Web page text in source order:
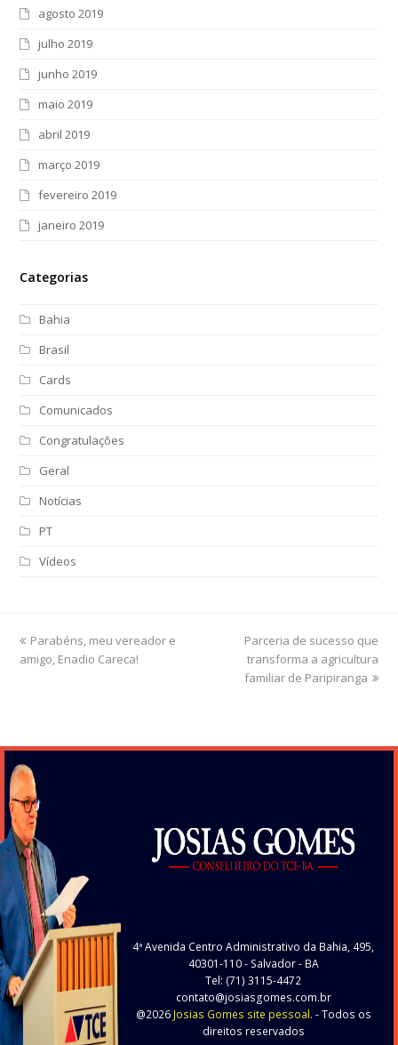
agosto 2019
julho 2019
junho 2019
maio 2019
abril 2019
março 2019
fevereiro 2019
janeiro 2019
Categorias
Bahia
Brasil
Cards
Comunicados
Congratulações
Geral
Notícias
PT
Vídeos
previous
post:
Parabéns, meu vereador e
amigo, Enadio Careca!
next
post:
Parceria de sucesso que
transforma a agricultura
familiar de Paripiranga
4ª Avenida Centro Administrativo da Bahia, 495,
40301-110- Salvador - BA
Tel: (71) 3115-4472
contato@josiasgomes.com.br
@2026 Josias Gomes site pessoal. - Todos os
direitos reservados